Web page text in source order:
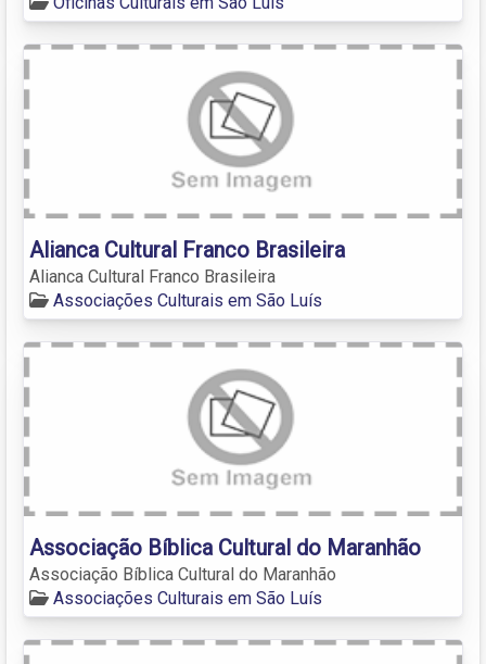
Alianca Cultural Franco Brasileira
Alianca Cultural Franco Brasileira
Associações Culturais em São Luís
Associação Bíblica Cultural do Maranhão
Associação Bíblica Cultural do Maranhão
Associações Culturais em São Luís